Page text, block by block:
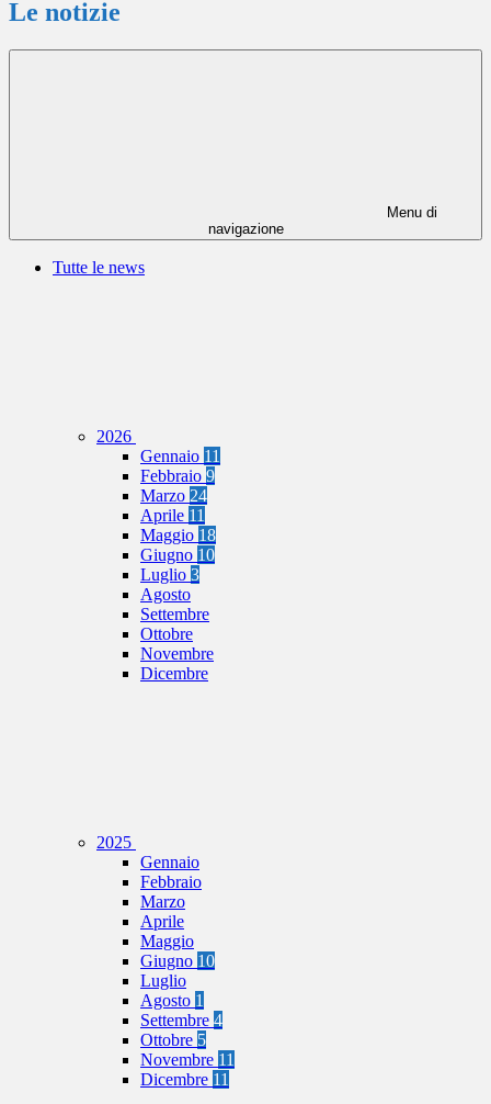
Le notizie
Menu di
navigazione
Tutte le news
2026
Gennaio 11
Febbraio 9
Marzo 24
Aprile 11
Maggio 18
Giugno 10
Luglio 3
Agosto
Settembre
Ottobre
Novembre
Dicembre
2025
Gennaio
Febbraio
Marzo
Aprile
Maggio
Giugno 10
Luglio
Agosto 1
Settembre 4
Ottobre 5
Novembre 11
Dicembre 11